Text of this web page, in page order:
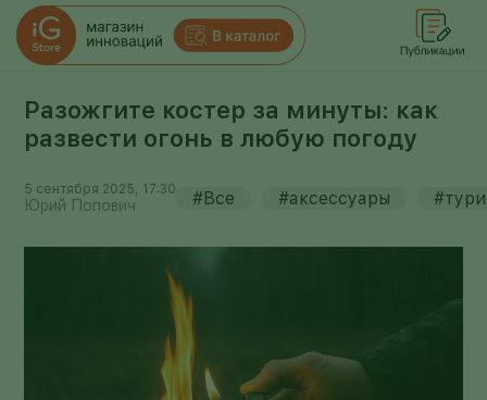
Разожгите костер за минуты: как
развести огонь в любую погоду
5 сентября 2025, 17:30
Юрий Попович #Все #аксессуары